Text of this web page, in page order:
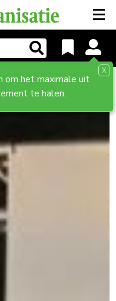
om het maximale uit
te halen.
X